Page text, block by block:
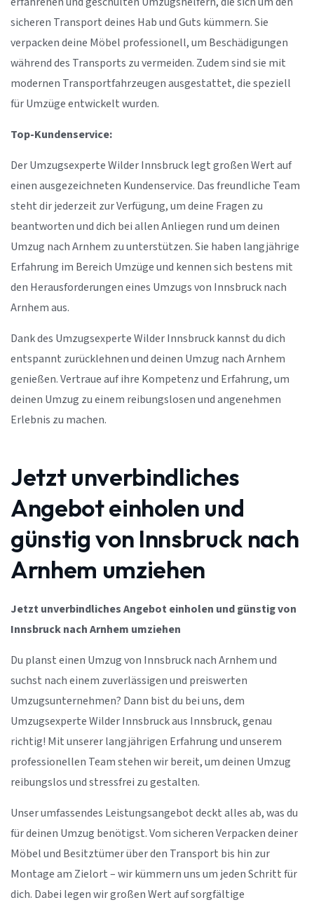
sicheren Transport deines Hab und Guts kümmern. Sie
verpacken deine Möbel professionell, um Beschädigungen
während des Transports zu vermeiden. Zudem sind sie mit
modernen Transportfahrzeugen ausgestattet, die speziell
für Umzüge entwickelt wurden.
Top-Kundenservice:
Der Umzugsexperte Wilder Innsbruck legt großen Wert auf
einen ausgezeichneten Kundenservice. Das freundliche Team
steht dir jederzeit zur Verfügung, um deine Fragen zu
beantworten und dich bei allen Anliegen rund um deinen
Umzug nach Arnhem zu unterstützen. Sie haben langjährige
Erfahrung im Bereich Umzüge und kennen sich bestens mit
den Herausforderungen eines Umzugs von Innsbruck nach
Arnhem aus.
Dank des Umzugsexperte Wilder Innsbruck kannst du dich
entspannt zurücklehnen und deinen Umzug nach Arnhem
genießen. Vertraue auf ihre Kompetenz und Erfahrung, um
deinen Umzug zu einem reibungslosen und angenehmen
Erlebnis zu machen.
Jetzt unverbindliches
Angebot einholen und
günstig von Innsbruck nach
Arnhem umziehen
Jetzt unverbindliches Angebot einholen und günstig von
Innsbruck nach Arnhem umziehen
Du planst einen Umzug von Innsbruck nach Arnhem und
suchst nach einem zuverlässigen und preiswerten
Umzugsunternehmen? Dann bist du bei uns, dem
Umzugsexperte Wilder Innsbruck aus Innsbruck, genau
richtig! Mit unserer langjährigen Erfahrung und unserem
professionellen Team stehen wir bereit, um deinen Umzug
reibungslos und stressfrei zu gestalten.
Unser umfassendes Leistungsangebot deckt alles ab, was du
für deinen Umzug benötigst. Vom sicheren Verpacken deiner
Möbel und Besitztümer über den Transport bis hin zur
Montage am Zielort – wir kümmern uns um jeden Schritt für
dich. Dabei legen wir großen Wert auf sorgfältige